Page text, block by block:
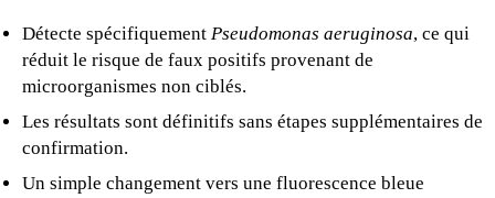
Détecte spécifiquement Pseudomonas aeruginosa, ce qui
réduit le risque de faux positifs provenant de
microorganismes non ciblés.
Les résultats sont définitifs sans étapes supplémentaires de
confirmation.
Un simple changement vers une fluorescence bleue